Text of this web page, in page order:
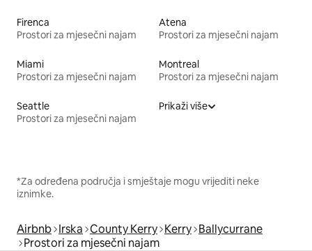
Firenca
Prostori za mjesečni najam
Atena
Prostori za mjesečni najam
Miami
Prostori za mjesečni najam
Montreal
Prostori za mjesečni najam
Seattle
Prostori za mjesečni najam
Prikaži više
*Za određena područja i smještaje mogu vrijediti neke
iznimke.
Airbnb Irska County Kerry Kerry Ballycurrane
Prostori za mjesečni najam